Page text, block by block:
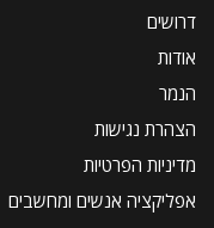
דרושים
אודות
הנמר
הצהרת נגישות
מדיניות הפרטיות
אפליקציה אנשים ומחשבים